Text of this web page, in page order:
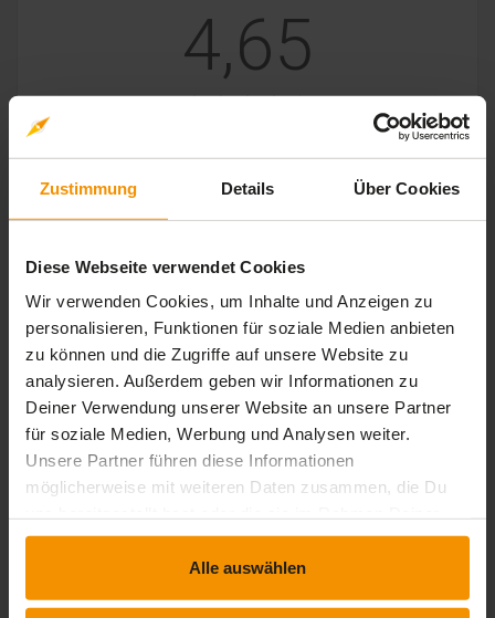
Zustimmung Details Über Cookies
Diese Webseite verwendet Cookies
Wir verwenden Cookies, um Inhalte und Anzeigen zu
personalisieren, Funktionen für soziale Medien anbieten
zu können und die Zugriffe auf unsere Website zu
analysieren. Außerdem geben wir Informationen zu
Deiner Verwendung unserer Website an unsere Partner
für soziale Medien, Werbung und Analysen weiter.
Unsere Partner führen diese Informationen
möglicherweise mit weiteren Daten zusammen, die Du
Nutzung der Dienste gesammelt haben.
Alle auswählen
4,65
5 42
Bewertungen
3
2
Bewertungen
2stars: 0
Bewertungen
stars: 0
Bewertungen
Rezensionen
Benjamin-Régis Kleinam 25. März 2026